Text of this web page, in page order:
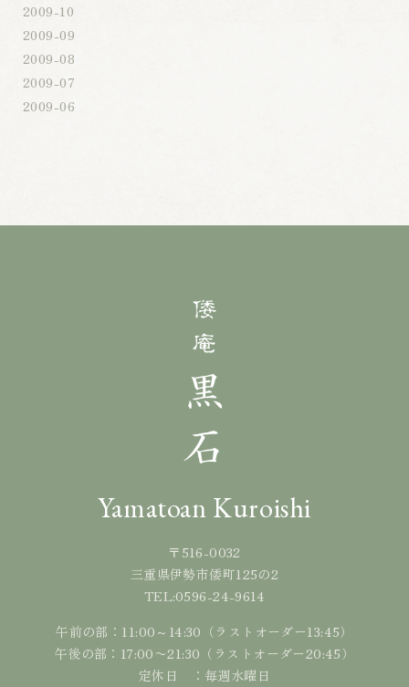
2009-10
2009-09
2009-08
2009-07
2009-06
Yamatoan Kuroishi
〒516-0032
三重県伊勢市倭町125の2
TEL:0596-24-9614
午前の部：11:00～14:30（ラストオーダー13:45）
午後の部：17:00〜21:30（ラストオーダー20:45）
定休日 ：毎週水曜日